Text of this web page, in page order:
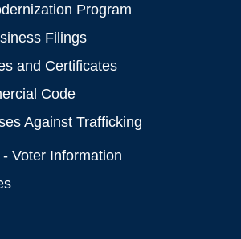
Program
Filings
and Certificates
Code
Against Trafficking
Voter Information